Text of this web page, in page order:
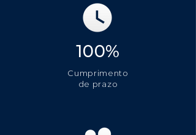
100%
Cumprimento
de prazo